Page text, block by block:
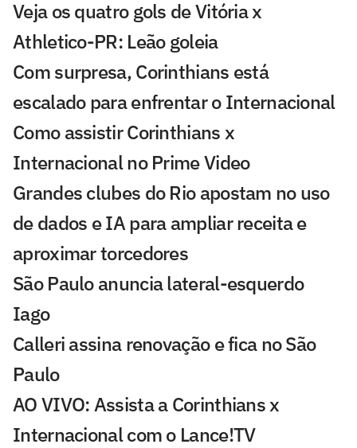
Veja os quatro gols de Vitória x
Athletico-PR: Leão goleia
Com surpresa, Corinthians está
escalado para enfrentar o Internacional
Como assistir Corinthians x
Internacional no Prime Video
Grandes clubes do Rio apostam no uso
de dados e IA para ampliar receita e
aproximar torcedores
São Paulo anuncia lateral-esquerdo
Iago
Calleri assina renovação e fica no São
Paulo
AO VIVO: Assista a Corinthians x
Internacional com o Lance!TV